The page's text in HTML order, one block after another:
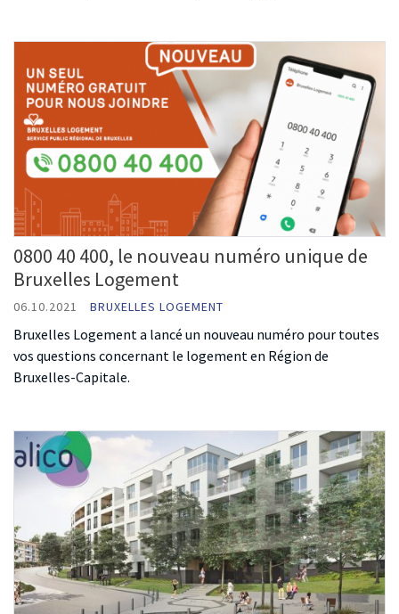
0800 40 400, le nouveau numéro unique de
Bruxelles Logement
06.10.2021 BRUXELLES LOGEMENT
Bruxelles Logement a lancé un nouveau numéro pour toutes
vos questions concernant le logement en Région de
Bruxelles-Capitale.